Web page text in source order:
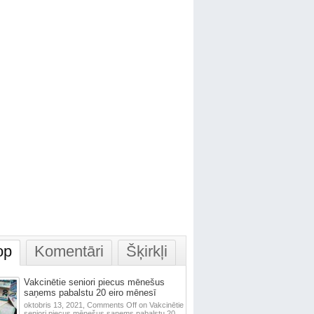
Komentāri Šķirkļi
Vakcinētie seniori piecus mēnešus
saņems pabalstu 20 eiro mēnesī
oktobris 13, 2021, Comments Offon Vakcinētie